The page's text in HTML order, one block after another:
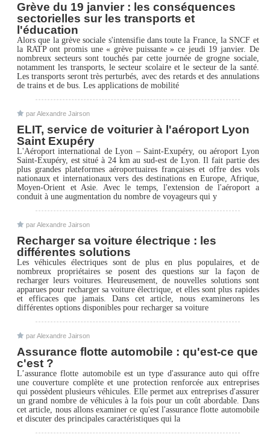
Grève du 19 janvier : les conséquences
sectorielles sur les transports et
l'éducation
Alors que la grève sociale s'intensifie dans toute la France, la SNCF et
la RATP ont promis une « grève puissante » ce jeudi 19 janvier. De
nombreux secteurs sont touchés par cette journée de grogne sociale,
notamment les transports, le secteur scolaire et le secteur de la santé.
Les transports seront très perturbés, avec des retards et des annulations
de trains et de bus. Les applications de mobilité
par Alexandre Jairson
ELIT, service de voiturier à l'aéroport Lyon
Saint Exupéry
L'Aéroport international de Lyon – Saint-Exupéry, ou aéroport Lyon
Saint-Exupéry, est situé à 24 km au sud-est de Lyon. Il fait partie des
plus grandes plateformes aéroportuaires françaises et offre des vols
nationaux et internationaux vers des destinations en Europe, Afrique,
Moyen-Orient et Asie. Avec le temps, l'extension de l'aéroport a
conduit à une augmentation du nombre de voyageurs qui y
par Alexandre Jairson
Recharger sa voiture électrique : les
différentes solutions
Les véhicules électriques sont de plus en plus populaires, et de
nombreux propriétaires se posent des questions sur la façon de
recharger leurs voitures. Heureusement, de nouvelles solutions sont
apparues pour recharger sa voiture électrique, et elles sont plus rapides
et efficaces que jamais. Dans cet article, nous examinerons les
différentes options disponibles pour recharger sa voiture
par Alexandre Jairson
Assurance flotte automobile : qu'est-ce que
c'est ?
L’assurance flotte automobile est un type d'assurance auto qui offre
une couverture complète et une protection renforcée aux entreprises
qui possèdent plusieurs véhicules. Elle permet aux entreprises d'assurer
un grand nombre de véhicules à la fois pour un coût abordable. Dans
cet article, nous allons examiner ce qu'est l'assurance flotte automobile
et discuter des principales caractéristiques qui la